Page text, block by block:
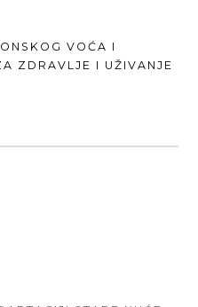
VOĆA I
ZDRAVLJE I UŽIVANJE